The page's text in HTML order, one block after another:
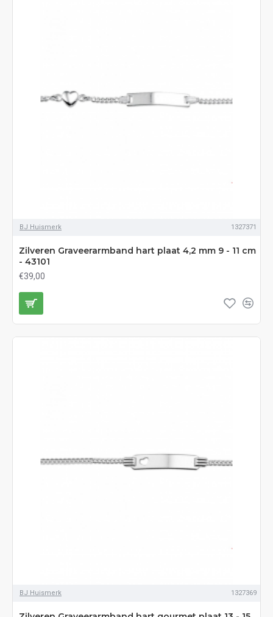
BJ Huismerk 1327371
Zilveren Graveerarmband hart plaat 4,2 mm 9 - 11 cm
- 43101
€39,00
BJ Huismerk 1327369